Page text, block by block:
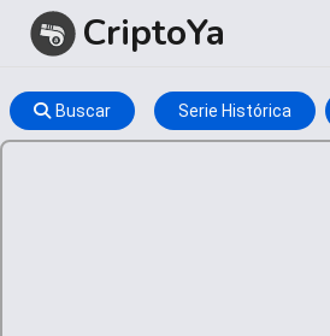
CriptoYa
Buscar Serie Histórica